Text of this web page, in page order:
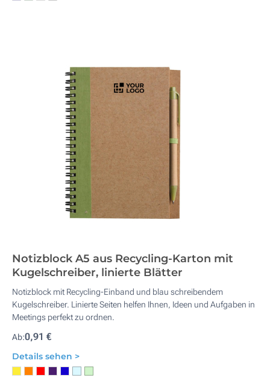
Notizblock A5 aus Recycling-Karton mit
Kugelschreiber, linierte Blätter
Notizblock mit Recycling-Einband und blau schreibendem
Kugelschreiber. Linierte Seiten helfen Ihnen, Ideen und Aufgaben in
Meetings perfekt zu ordnen.
Ab:0,91 €
Details sehen >